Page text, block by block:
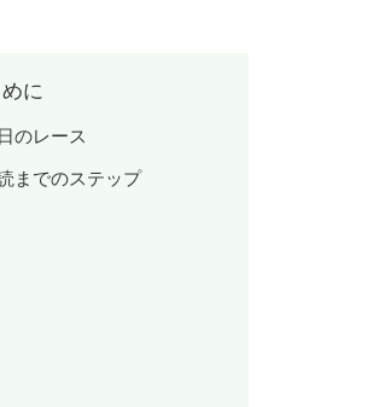
に
のレース
までのステップ